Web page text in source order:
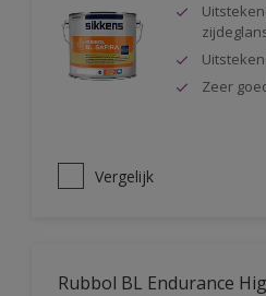
Zeer
Vergelijk
Rubbol BL Endurance